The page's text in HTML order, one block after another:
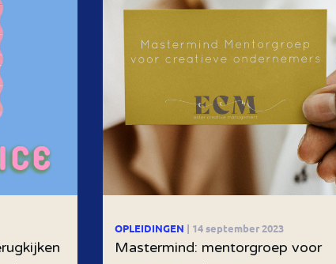
OPLEIDINGEN | 14 september 2023
Mastermind: mentorgroep voor